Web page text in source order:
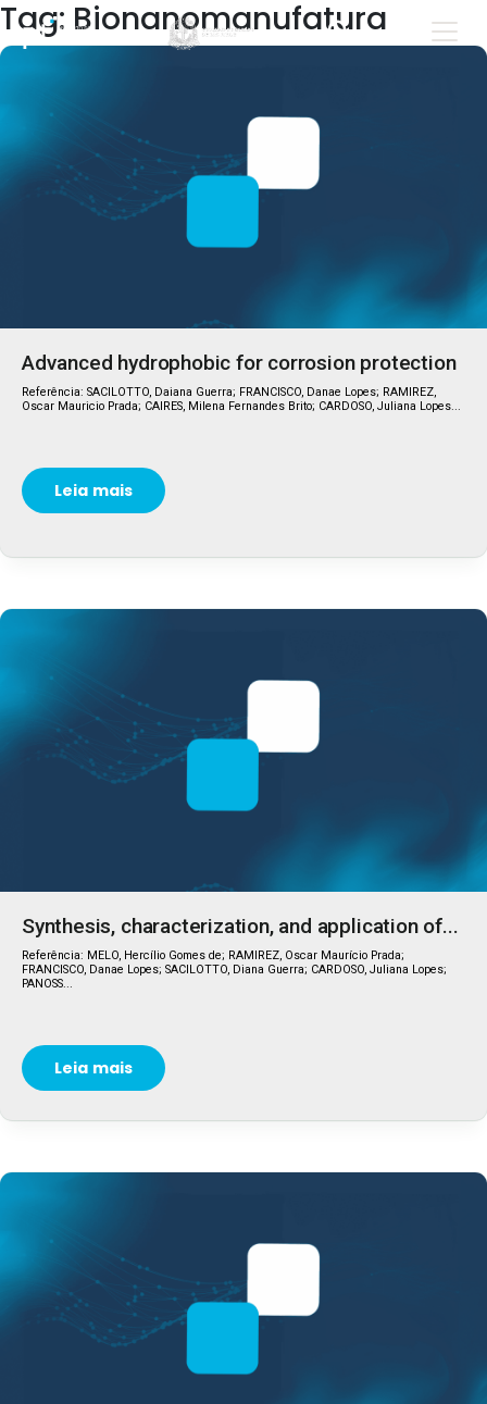
Tag: Bionanomanufatura
Advanced hydrophobic for corrosion protection
Referência: SACILOTTO, Daiana Guerra; FRANCISCO, Danae Lopes; RAMIREZ,
Oscar Mauricio Prada; CAIRES, Milena Fernandes Brito; CARDOSO, Juliana Lopes...
Leia mais
Synthesis, characterization, and application of...
Referência: MELO, Hercílio Gomes de; RAMIREZ, Oscar Maurício Prada;
FRANCISCO, Danae Lopes; SACILOTTO, Diana Guerra; CARDOSO, Juliana Lopes;
PANOSS...
Leia mais